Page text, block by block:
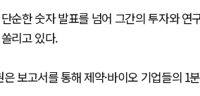
순한 숫자 발표를 넘어 그간의 투자와
리고 있다.
보고서를 통해 제약·바이오 기업들의 1